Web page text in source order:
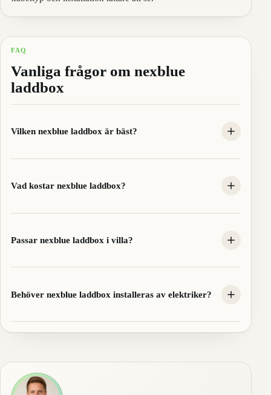
FAQ
Vanliga frågor om nexblue
laddbox
Vilken nexblue laddbox är bäst?
Vad kostar nexblue laddbox?
Passar nexblue laddbox i villa?
Behöver nexblue laddbox installeras av elektriker?